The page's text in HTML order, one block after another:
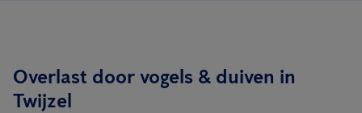
Overlast door vogels & duiven in
Twijzel